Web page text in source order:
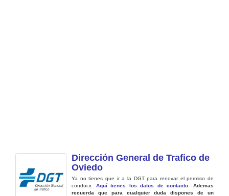
Dirección General de Trafico de
Oviedo
Ya no tienes que ir a la DGT para renovar el permiso de
conducir. Aquí tienes los datos de contacto .Ademas
recuerda que para cualquier duda dispones de un